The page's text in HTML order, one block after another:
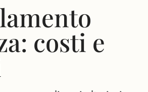
costi e